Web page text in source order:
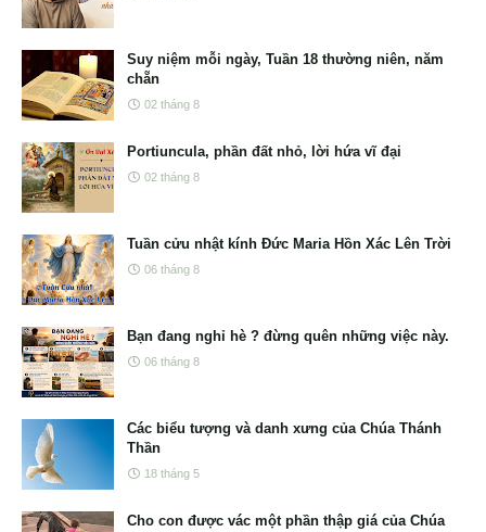
Suy niệm mỗi ngày, Tuần 18 thường niên, năm
chẵn
02 tháng 8
Portiuncula, phần đất nhỏ, lời hứa vĩ đại
02 tháng 8
Tuần cửu nhật kính Đức Maria Hồn Xác Lên Trời
06 tháng 8
Bạn đang nghỉ hè ? đừng quên những việc này.
06 tháng 8
Các biểu tượng và danh xưng của Chúa Thánh
Thần
18 tháng 5
Cho con được vác một phần thập giá của Chúa